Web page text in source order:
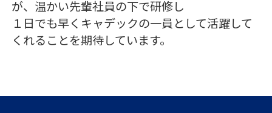
が、温かい先輩社員の下で研修し
１日でも早くキャデックの一員として活躍して
くれることを期待しています。